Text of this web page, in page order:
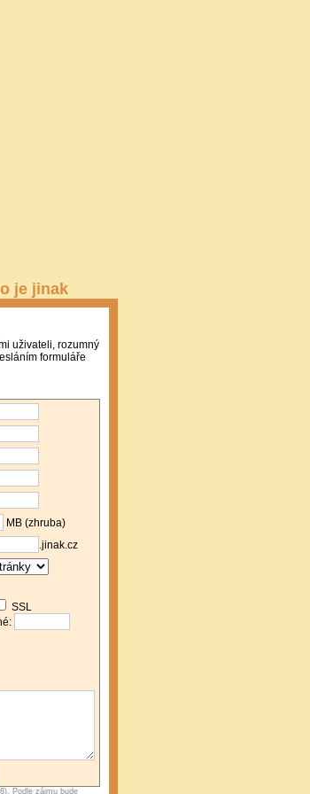
je jinak
uživateli, rozumný
formuláře
MB (zhruba)
.jinak.cz
SSL
Podle zájmu bude